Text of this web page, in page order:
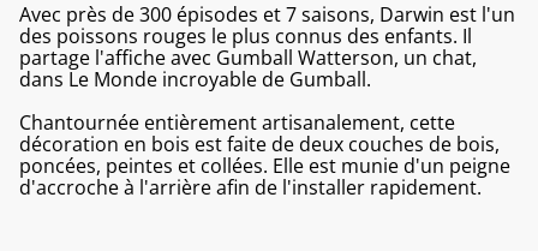
Avec près de 300 épisodes et 7 saisons, Darwin est l'un
des poissons rouges le plus connus des enfants. Il
partage l'affiche avec Gumball Watterson, un chat,
dans Le Monde incroyable de Gumball.
Chantournée entièrement artisanalement, cette
décoration en bois est faite de deux couches de bois,
poncées, peintes et collées. Elle est munie d'un peigne
d'accroche à l'arrière afin de l'installer rapidement.